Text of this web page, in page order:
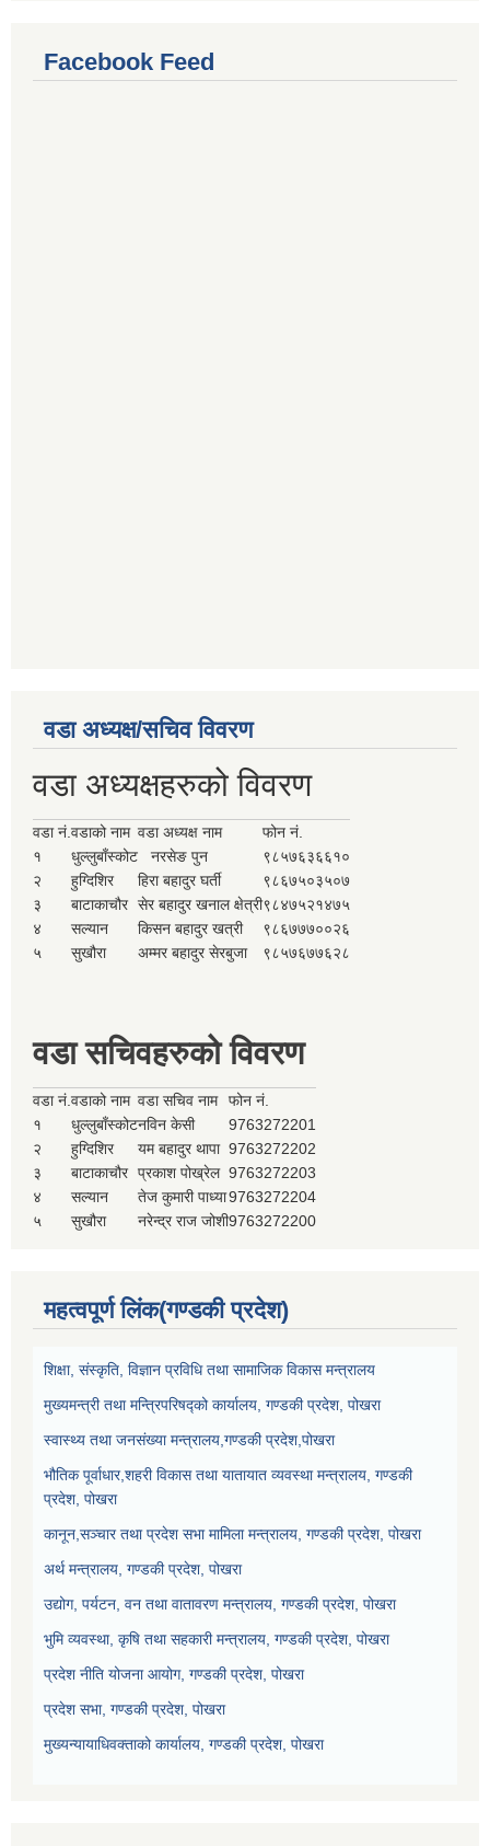
Facebook Feed
वडा अध्यक्ष/सचिव विवरण
वडा अध्यक्षहरुको विवरण
वडा नं. वडाको नाम वडा अध्यक्ष नाम
फोन नं.
१
धुल्लुबाँस्कोट नरसेङ पुन
९८५७६३६६१०
२
हुग्दिशिर हिरा बहादुर घर्ती
९८६७५०३५०७
३
बाटाकाचौर सेर बहादुर खनाल क्षेत्री९८४७५२१४७५
४
सल्यान किसन बहादुर खत्री
९८६७७७००२६
५
सुखौरा अम्मर बहादुर सेरबुजा ९८५७६७७६२८
वडा सचिवहरुको विवरण
वडा नं. वडाको नाम वडा सचिव नाम
फोन नं.
१
धुल्लुबाँस्कोटनविन केसी
9763272201
२
हुग्दिशिर यम बहादुर थापा 9763272202
३
बाटाकाचौर प्रकाश पोख्रेल 9763272203
४
सल्यान तेज कुमारी पाध्या9763272204
५
सुखौरा नरेन्द्र राज जोशी9763272200
महत्वपूर्ण लिंक(गण्डकी प्रदेश)
शिक्षा, संस्कृति, विज्ञान प्रविधि तथा सामाजिक विकास मन्त्रालय
मुख्यमन्त्री तथा मन्त्रिपरिषद्को कार्यालय, गण्डकी प्रदेश, पोखरा
स्वास्थ्य तथा जनसंख्या मन्त्रालय,गण्डकी प्रदेश,पोखरा
भौतिक पूर्वाधार,शहरी विकास तथा यातायात व्यवस्था मन्त्रालय, गण्डकी
प्रदेश, पोखरा
कानून,सञ्चार तथा प्रदेश सभा मामिला मन्त्रालय, गण्डकी प्रदेश, पोखरा
अर्थ मन्त्रालय, गण्डकी प्रदेश, पोखरा
उद्योग, पर्यटन, वन तथा वातावरण मन्त्रालय, गण्डकी प्रदेश, पोखरा
भुमि व्यवस्था, कृषि तथा सहकारी मन्त्रालय, गण्डकी प्रदेश, पोखरा
प्रदेश नीति योजना आयोग, गण्डकी प्रदेश, पोखरा
प्रदेश सभा, गण्डकी प्रदेश, पोखरा
मुख्यन्यायाधिवक्ताको कार्यालय, गण्डकी प्रदेश, पोखरा